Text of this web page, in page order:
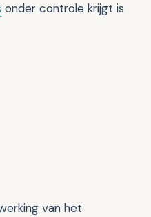
onder controle krijgt is
van het